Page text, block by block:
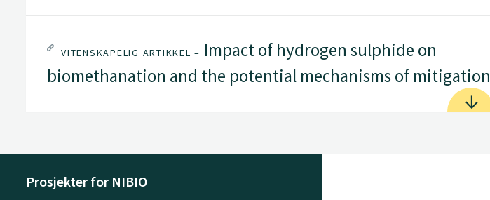
VITENSKAPELIG ARTIKKEL – Impact of hydrogen sulphide on
biomethanation and the potential mechanisms of mitigation
Prosjekter for NIBIO